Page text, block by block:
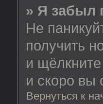
» Я забыл
Не
получить
и
и скоро вы
Вернуться к